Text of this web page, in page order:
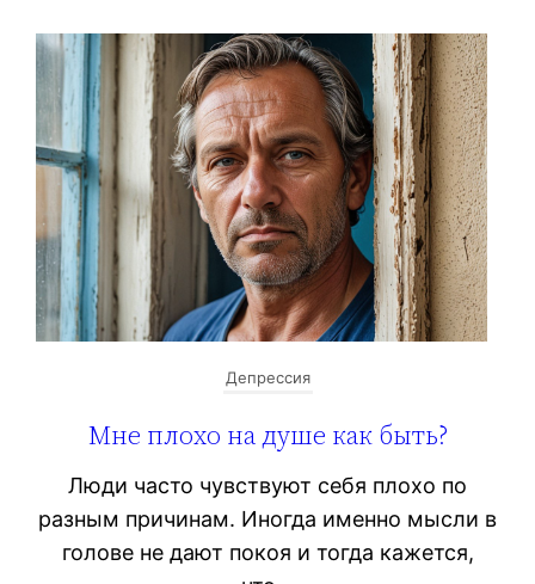
Депрессия
Мне плохо на душе как быть?
Люди часто чувствуют себя плохо по
разным причинам. Иногда именно мысли в
голове не дают покоя и тогда кажется,